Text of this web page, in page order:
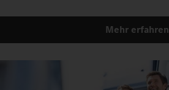
Mehr erfahren